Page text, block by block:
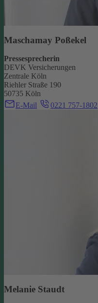
Maschamay Poßekel
Pressesprecherin
DEVK Versicherungen
Zentrale Köln
Riehler Straße 190
50735 Köln
E-Mail
0221 757-1802
Melanie Staudt